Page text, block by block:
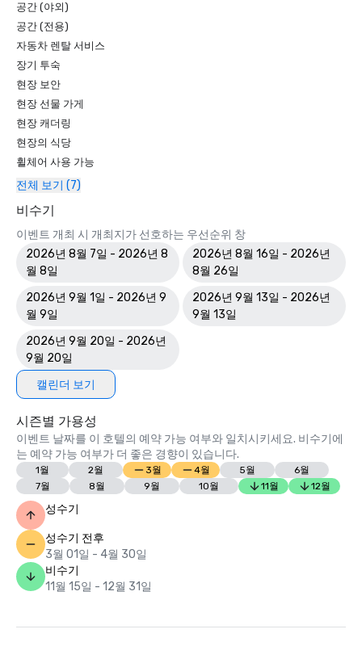
공간 (야외)
공간 (전용)
자동차 렌탈 서비스
장기 투숙
현장 보안
현장 선물 가게
현장 캐더링
현장의 식당
휠체어 사용 가능
전체 보기 (7)
비수기
이벤트 개최 시 개최지가 선호하는 우선순위 창
2026년 8월 7일 - 2026년 8
월 8일
2026년 8월 16일 - 2026년
8월 26일
2026년 9월 1일 - 2026년 9
월 9일
2026년 9월 13일 - 2026년
9월 13일
2026년 9월 20일 - 2026년
9월 20일
캘린더 보기
시즌별 가용성
이벤트 날짜를 이 호텔의 예약 가능 여부와 일치시키세요. 비수기에
는 예약 가능 여부가 더 좋은 경향이 있습니다.
1월 2월 3월 4월 5월
6월
7월
8월 9월 10월 11월 12월
성수기
성수기 전후
3월 01일 - 4월 30일
비수기
11월 15일 - 12월 31일